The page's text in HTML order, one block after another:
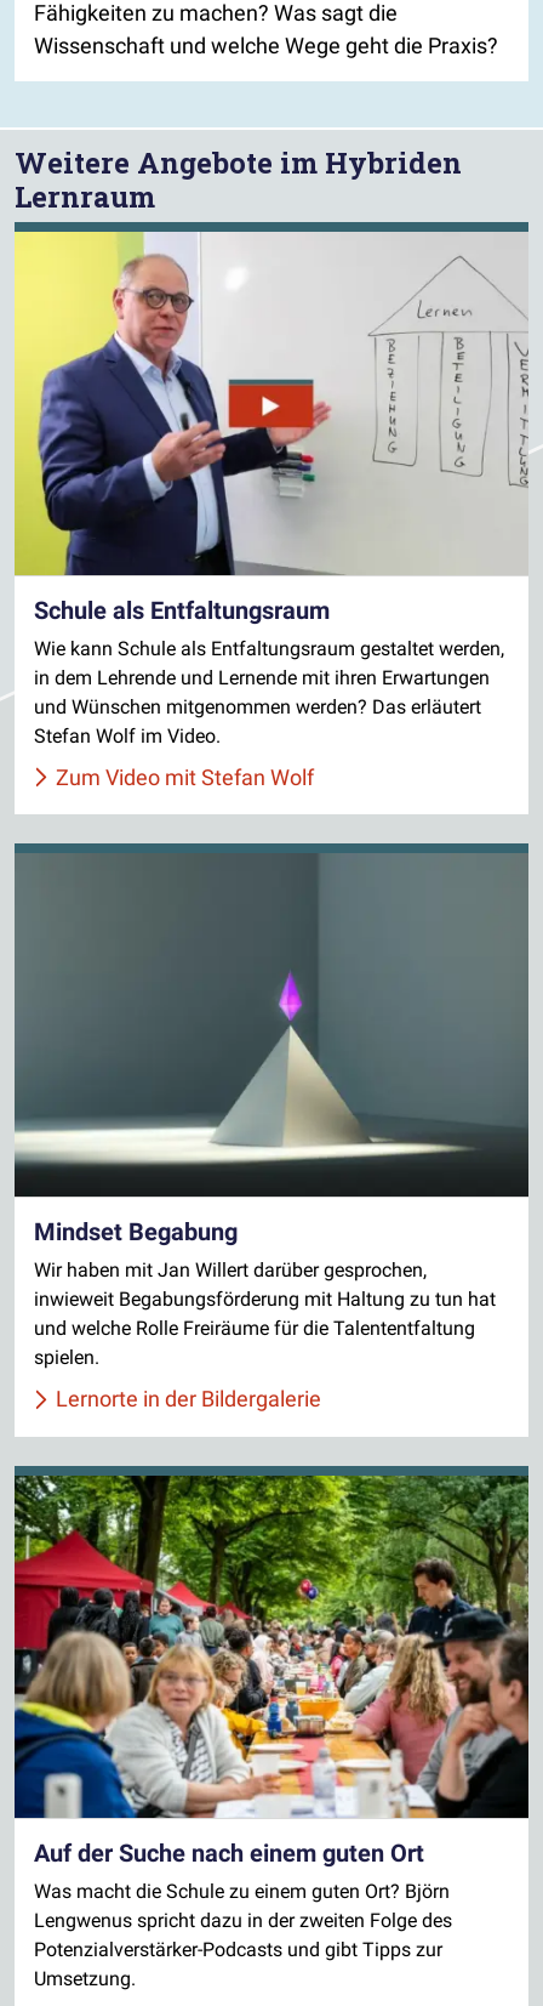
Fähigkeiten zu machen? Was sagt die
Wissenschaft und welche Wege geht die Praxis?
Weitere Angebote im Hybriden
Lernraum
Schule als Entfaltungsraum
Wie kann Schule als Entfaltungsraum gestaltet werden,
in dem Lehrende und Lernende mit ihren Erwartungen
und Wünschen mitgenommen werden? Das erläutert
Stefan Wolf im Video.
Zum Video mit Stefan Wolf
Mindset Begabung
Wir haben mit Jan Willert darüber gesprochen,
inwieweit Begabungsförderung mit Haltung zu tun hat
und welche Rolle Freiräume für die Talententfaltung
spielen.
Lernorte in der Bildergalerie
Auf der Suche nach einem guten Ort
Was macht die Schule zu einem guten Ort? Björn
Lengwenus spricht dazu in der zweiten Folge des
Potenzialverstärker-Podcasts und gibt Tipps zur
Umsetzung.